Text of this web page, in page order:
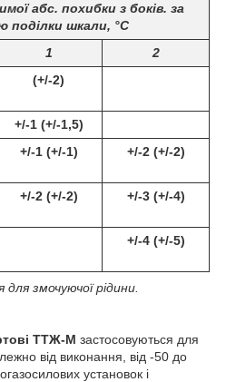
абс. похибки з боків. за
поділки шкали, °C
1
2
(+/-2)
+/-1 (+/-1,5)
+/-1 (+/-1) +/-2 (+/-2)
+/-2 (+/-2) +/-3 (+/-4)
+/-4 (+/-5)
змочуючої рідини.
ТТЖ-М застосовуються для
від виконання, від -50 до
установок і